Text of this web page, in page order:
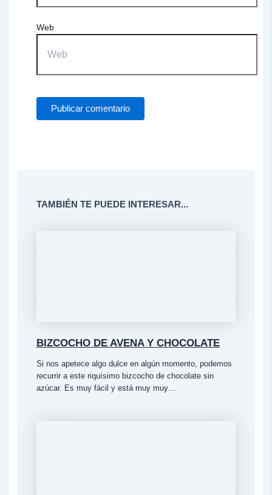
Web
TAMBIÉN TE PUEDE INTERESAR...
BIZCOCHO DE AVENA Y CHOCOLATE
Si nos apetece algo dulce en algún momento, podemos
recurrir a este riquísimo bizcocho de chocolate sin
azúcar. Es muy fácil y está muy muy…